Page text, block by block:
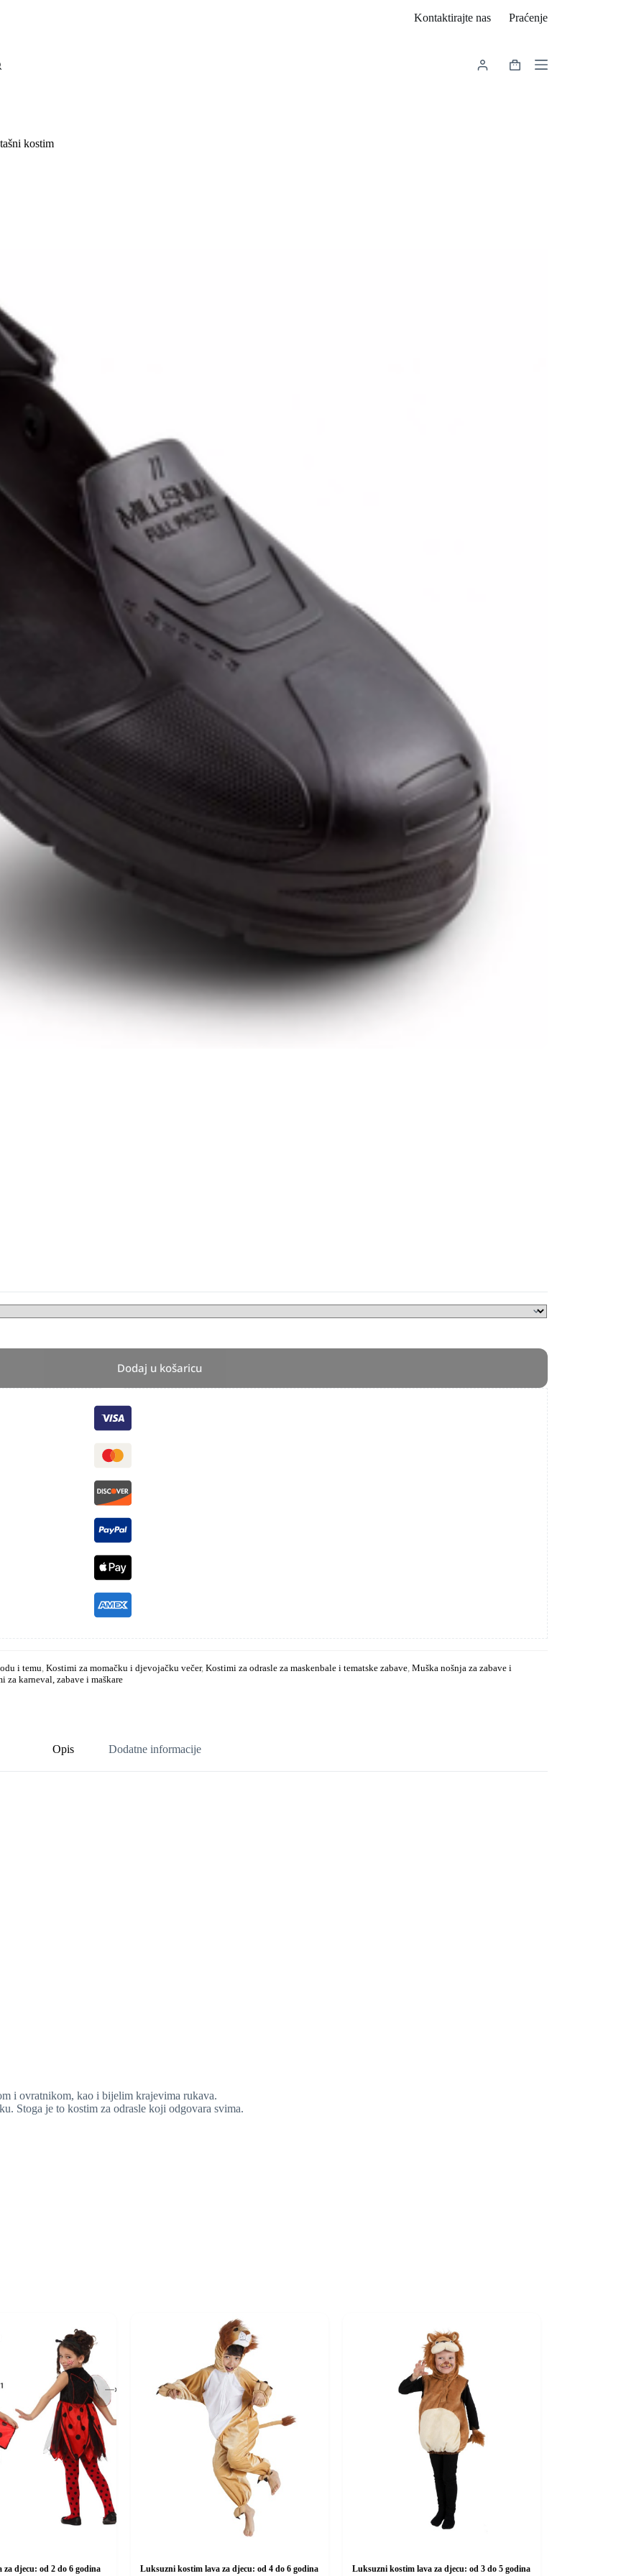
Kontaktirajte nas Praćenje
Košarica
kostim
Dodaj u košaricu
i temu Kostimi za momačku i djevojačku večer, Kostimi za odrasle za maskenbale i tematske zabave Muška nošnja za zabave i
za karneval, zabave i maškare
Opis Dodatne informacije
i ovratnikom, kao i bijelim krajevima rukava.
Stoga je to kostim za odrasle koji odgovara svima.
djecu: od 2 do 6 godina Luksuzni kostim lava za djecu: od 4 do 6 godina Luksuzni kostim lava za djecu: od 3 do 5 godina